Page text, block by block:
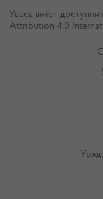
Увесь вміст
Attribution 4.0